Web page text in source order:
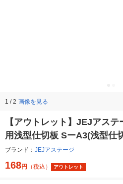
1 / 2 画像を見る
【アウトレット】JEJアス
用浅型仕切板 SーA3(浅型仕
ブランド： JEJアステージ
168円 （税込） アウトレット